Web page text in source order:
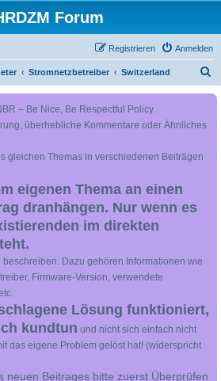
Forum
Anmelden
Registrieren
Stromnetzbetreiber Switzerland
– Be Nice, Be Respectful Policy.
überhebliche Kommentare oder Ähnliches
gleichen Themas in verschiedenen Beiträgen
eigenen Thema an einen
dranhängen. Nur wenn es
im direkten
Dazu gehören Informationen wie
Firmware-Version, verwendete
Lösung funktioniert,
kundtun und nicht sich einfach nicht
das eigene Problem gelöst hat! (widerspricht
neuen Beitrages bitte zuerst Überprüfen